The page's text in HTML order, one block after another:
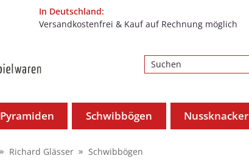
In Deutschland:
Versandkostenfrei & Kauf auf Rechnung möglich
Pyramiden Schwibbögen Nussknacker
Richard Glässer Schwibbögen